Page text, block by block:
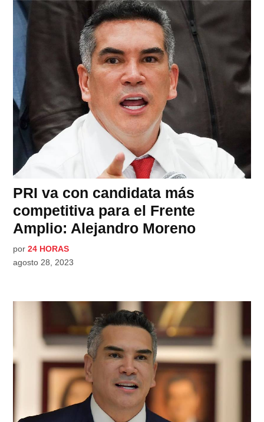
PRI va con candidata más
competitiva para el Frente
Amplio: Alejandro Moreno
por 24 HORAS
agosto 28, 2023